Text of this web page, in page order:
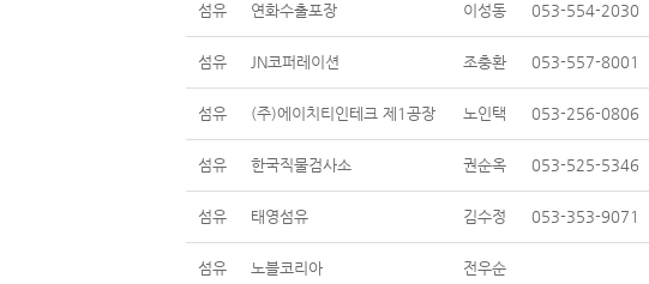
섬유 연화수출포장 이성동 053-554-2030
섬유 JN코퍼레이션 조충환 053-557-8001
섬유 (주)에이치티인테크 제1공장 노인택 053-256-0806
섬유 한국직물검사소 권순옥 053-525-5346
섬유 태영섬유 김수정 053-353-9071
섬유 노블코리아 전우순